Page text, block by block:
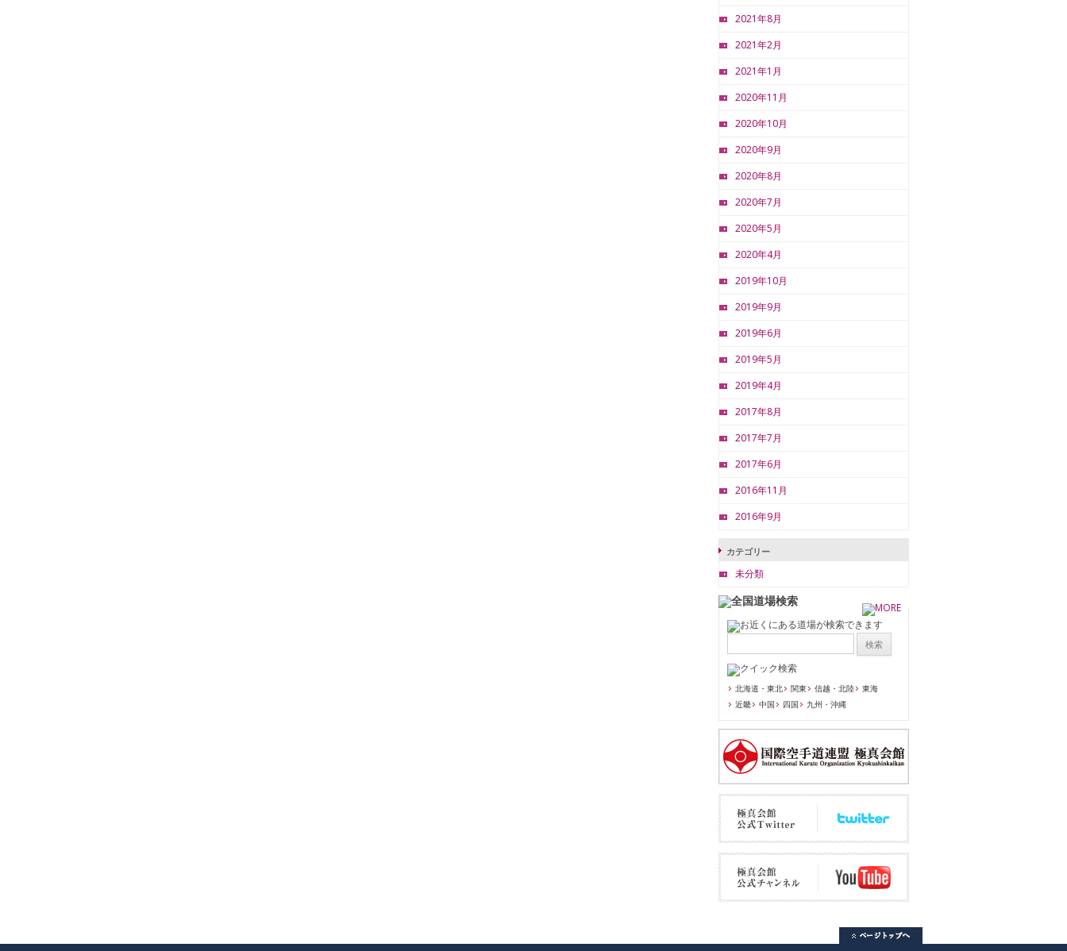
2021年8月
2021年2月
2021年1月
2020年11月
2020年10月
2020年9月
2020年8月
2020年7月
2020年5月
2020年4月
2019年10月
2019年9月
2019年6月
2019年5月
2019年4月
2017年8月
2017年7月
2017年6月
2016年11月
2016年9月
カテゴリー
未分類
北海道・東北 関東 信越・北陸
東海
近畿
中国 四国 九州・沖縄